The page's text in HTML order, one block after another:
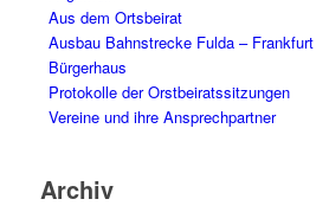
Aus dem Ortsbeirat
Ausbau Bahnstrecke Fulda – Frankfurt
Bürgerhaus
Protokolle der Orstbeiratssitzungen
Vereine und ihre Ansprechpartner
Archiv